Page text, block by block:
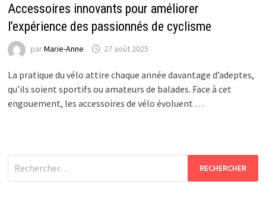
Accessoires innovants pour améliorer
l’expérience des passionnés de cyclisme
parMarie-Anne 27 août 2025
La pratique du vélo attire chaque année davantage d’adeptes,
qu’ils soient sportifs ou amateurs de balades. Face à cet
engouement, les accessoires de vélo évoluent …